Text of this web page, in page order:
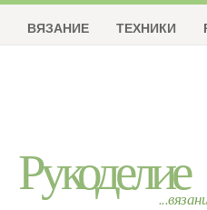
Рукоделие
ВЯЗАНИЕ ТЕХНИКИ